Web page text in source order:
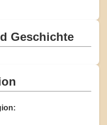
Geschichte